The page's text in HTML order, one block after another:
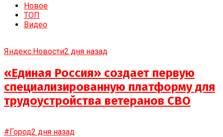
Новое
ТОП
Видео
Яндекс.Новости2 дня назад
«Единая Россия» создает первую
специализированную платформу для
трудоустройства ветеранов СВО
#Город2 дня назад